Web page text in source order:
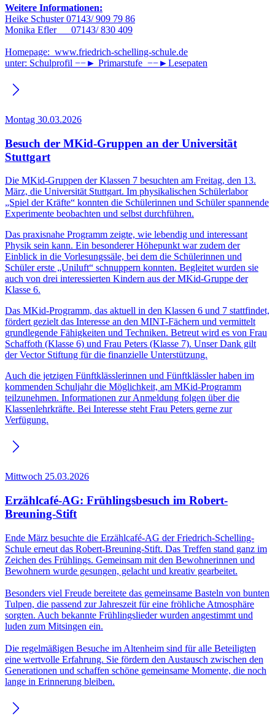
Weitere Informationen:
Heike Schuster 07143/ 909 79 86
Monika Efler 07143/ 830 409
Homepage: www.friedrich-schelling-schule.de
unter: Schulprofil −−► Primarstufe −−►Lesepaten
Montag 30.03.2026
Besuch der MKid-Gruppen an der Universität
Stuttgart
Die MKid-Gruppen der Klassen 7 besuchten am Freitag, den 13.
März, die Universität Stuttgart. Im physikalischen Schülerlabor
„Spiel der Kräfte“ konnten die Schülerinnen und Schüler spannende
Experimente beobachten und selbst durchführen.
Das praxisnahe Programm zeigte, wie lebendig und interessant
Physik sein kann. Ein besonderer Höhepunkt war zudem der
Einblick in die Vorlesungssäle, bei dem die Schülerinnen und
Schüler erste „Uniluft“ schnuppern konnten. Begleitet wurden sie
auch von drei interessierten Kindern aus der MKid-Gruppe der
Klasse 6.
Das MKid-Programm, das aktuell in den Klassen 6 und 7 stattfindet,
fördert gezielt das Interesse an den MINT-Fächern und vermittelt
grundlegende Fähigkeiten und Techniken. Betreut wird es von Frau
Schaffoth (Klasse 6) und Frau Peters (Klasse 7). Unser Dank gilt
der Vector Stiftung für die finanzielle Unterstützung.
Auch die jetzigen Fünftklässlerinnen und Fünftklässler haben im
kommenden Schuljahr die Möglichkeit, am MKid-Programm
teilzunehmen. Informationen zur Anmeldung folgen über die
Klassenlehrkräfte. Bei Interesse steht Frau Peters gerne zur
Verfügung.
Mittwoch 25.03.2026
Erzählcafé-AG: Frühlingsbesuch im Robert-
Breuning-Stift
Ende März besuchte die Erzählcafé-AG der Friedrich-Schelling-
Schule erneut das Robert-Breuning-Stift. Das Treffen stand ganz im
Zeichen des Frühlings. Gemeinsam mit den Bewohnerinnen und
Bewohnern wurde gesungen, gelacht und kreativ gearbeitet.
Besonders viel Freude bereitete das gemeinsame Basteln von bunten
Tulpen, die passend zur Jahreszeit für eine fröhliche Atmosphäre
sorgten. Auch bekannte Frühlingslieder wurden angestimmt und
luden zum Mitsingen ein.
Die regelmäßigen Besuche im Altenheim sind für alle Beteiligten
eine wertvolle Erfahrung. Sie fördern den Austausch zwischen den
Generationen und schaffen schöne gemeinsame Momente, die noch
lange in Erinnerung bleiben.